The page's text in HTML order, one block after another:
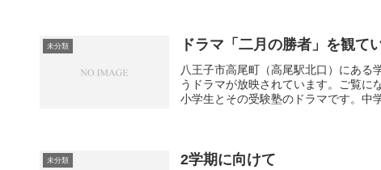
未分類 ドラマ「二月の勝者」を観て
八王子市高尾町（高尾駅北口）にある
うドラマが放映されています。ご覧に
小学生とその受験塾のドラマです。中
未分類 2学期に向けて